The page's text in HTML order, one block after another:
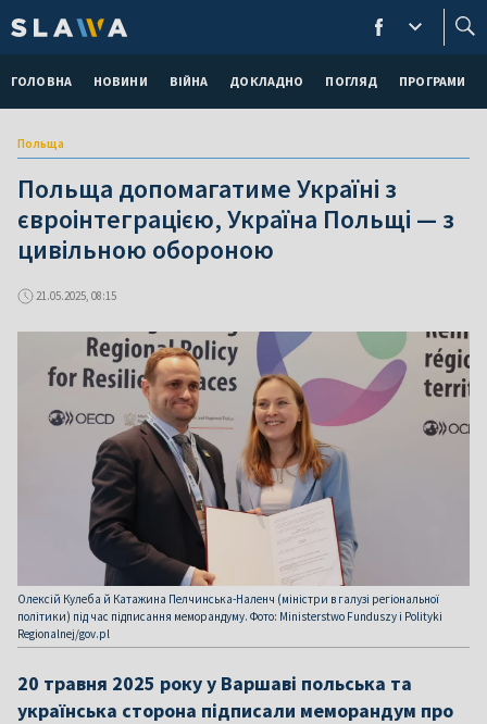
ГОЛОВНА НОВИНИ ВІЙНА ДОКЛАДНО ПОГЛЯД ПРОГРАМИ
Польща
Польща допомагатиме Україні з
євроінтеграцією, Україна Польщі — з
цивільною обороною
21.05.2025, 08:15
Олексій Кулеба й Катажина Пелчинська-Наленч (міністри в галузі регіональної
політики) під час підписання меморандуму. Фото: Ministerstwo Funduszy i Polityki
Regionalnej/gov.pl
20 травня 2025 року у Варшаві польська та
українська сторона підписали меморандум про